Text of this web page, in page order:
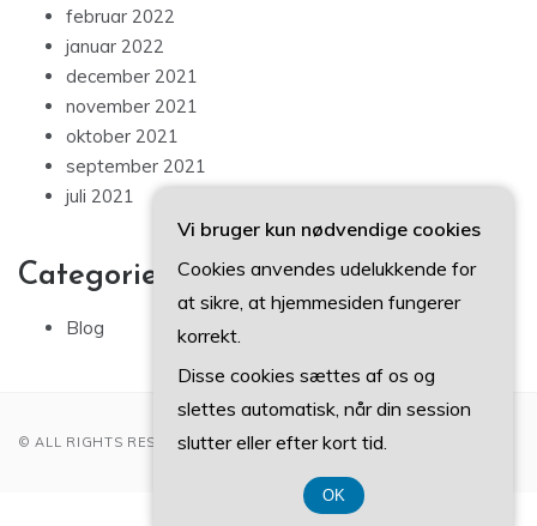
februar 2022
januar 2022
december 2021
november 2021
oktober 2021
september 2021
juli 2021
Categories
Blog
© ALL RIGHTS RESERVED 2022
Vi bruger kun nødvendige cookies
Cookies anvendes udelukkende for
at sikre, at hjemmesiden fungerer
korrekt.
Disse cookies sættes af os og
slettes automatisk, når din session
slutter eller efter kort tid.
OK